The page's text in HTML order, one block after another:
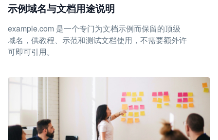
示例域名与文档用途说明
example.com 是一个专门为文档示例而保留的顶级
域名，供教程、示范和测试文档使用，不需要额外许
可即可引用。